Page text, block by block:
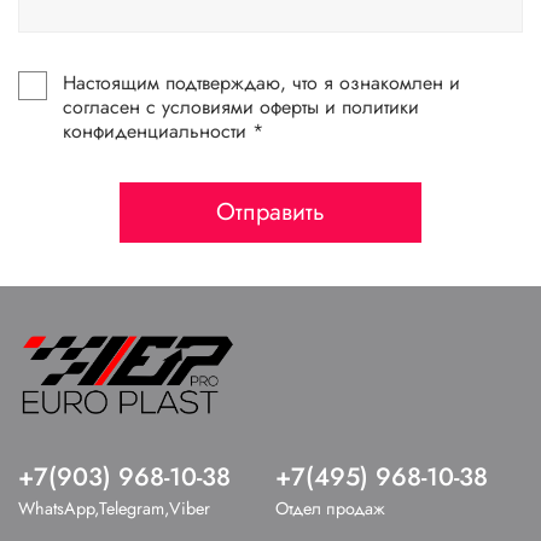
Настоящим подтверждаю, что я ознакомлен и
согласен с условиями оферты и политики
конфиденциальности *
Отправить
+7(903) 968-10-38
WhatsApp,Telegram,Viber
+7(495) 968-10-38
Отдел продаж